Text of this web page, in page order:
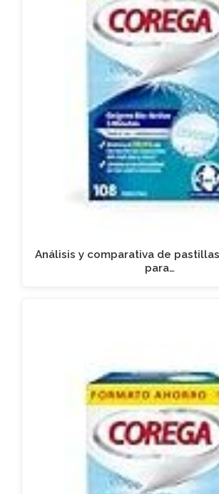
Análisis y comparativa de
para…